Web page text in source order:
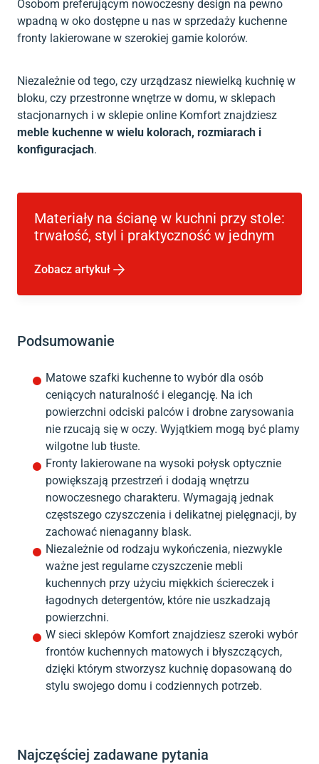
Osobom preferującym nowoczesny design na pewno
wpadną w oko dostępne u nas w sprzedaży kuchenne
fronty lakierowane w szerokiej gamie kolorów.
Niezależnie od tego, czy urządzasz niewielką kuchnię w
bloku, czy przestronne wnętrze w domu, w sklepach
stacjonarnych i w sklepie online Komfort znajdziesz
meble kuchenne w wielu kolorach, rozmiarach i
konfiguracjach.
Materiały na ścianę w kuchni przy stole:
trwałość, styl i praktyczność w jednym
Zobacz artykuł
Podsumowanie
Matowe szafki kuchenne to wybór dla osób
ceniących naturalność i elegancję. Na ich
powierzchni odciski palców i drobne zarysowania
nie rzucają się w oczy. Wyjątkiem mogą być plamy
wilgotne lub tłuste.
Fronty lakierowane na wysoki połysk optycznie
powiększają przestrzeń i dodają wnętrzu
nowoczesnego charakteru. Wymagają jednak
częstszego czyszczenia i delikatnej pielęgnacji, by
zachować nienaganny blask.
Niezależnie od rodzaju wykończenia, niezwykle
ważne jest regularne czyszczenie mebli
kuchennych przy użyciu miękkich ściereczek i
łagodnych detergentów, które nie uszkadzają
powierzchni.
W sieci sklepów Komfort znajdziesz szeroki wybór
frontów kuchennych matowych i błyszczących,
dzięki którym stworzysz kuchnię dopasowaną do
stylu swojego domu i codziennych potrzeb.
Najczęściej zadawane pytania